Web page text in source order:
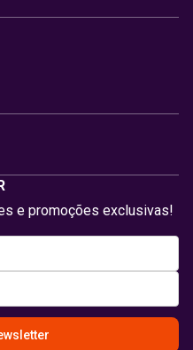
e promoções exclusivas!